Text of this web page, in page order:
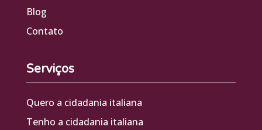
Blog
Contato
Serviços
Quero a cidadania italiana
Tenho a cidadania italiana